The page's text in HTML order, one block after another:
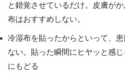
と錯覚させているだけ。皮膚が
布はおすすめしない。
冷湿布を貼ったからといって、
ない。貼った瞬間にヒヤッと感
にもどる